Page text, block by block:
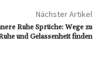
Nächster Artikel
Ruhe Sprüche: Wege zu
und Gelassenheit finden